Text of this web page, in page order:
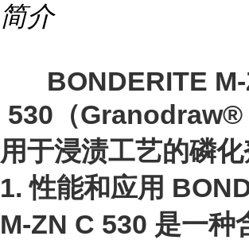
简介
BONDERITE
530 （Granodraw®
用于浸渍工艺的磷化
1. 性能和应用
M-ZN C 530 是一种